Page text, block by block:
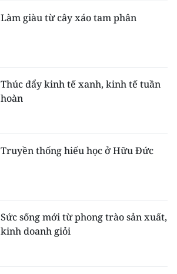
Làm giàu từ cây xáo tam phân
Thúc đẩy kinh tế xanh, kinh tế tuần
hoàn
Truyền thống hiếu học ở Hữu Đức
Sức sống mới từ phong trào sản xuất,
kinh doanh giỏi